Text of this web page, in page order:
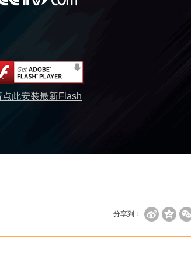
点此安装最新Flash
分享到：